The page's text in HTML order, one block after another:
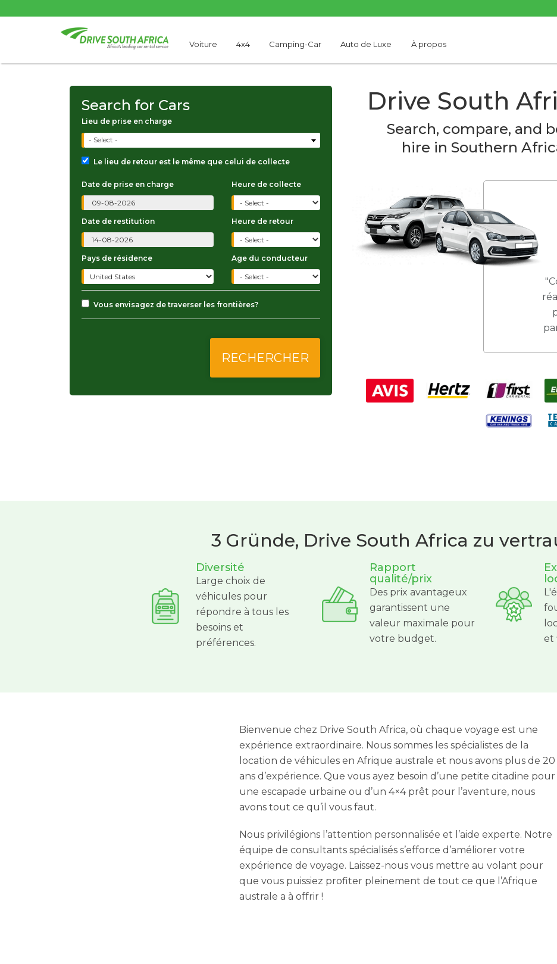
Voiture 4x4 Camping-Car Auto de Luxe À propos
Drive South
Search, compare, and
hire in Southern
Search for Cars
Lieu de prise en charge
- Select -
Le lieu de retour est le même que celui de collecte
Date de prise en charge Heure de collecte
Date de restitution Heure de retour
Pays de résidence Age du conducteur
Vous envisagez de traverser les frontières?
3 Gründe, Drive South Africa zu
Diversité
Large choix de
véhicules pour
répondre à tous les
besoins et
préférences.
Rapport
qualité/prix
Des prix avantageux
garantissent une
valeur maximale pour
votre budget.
et
Bienvenue chez Drive South Africa, où chaque voyage est une
expérience extraordinaire. Nous sommes les spécialistes de la
location de véhicules en Afrique australe et nous avons plus de 20
ans d’expérience. Que vous ayez besoin d’une petite citadine pour
une escapade urbaine ou d’un 4×4 prêt pour l’aventure, nous
avons tout ce qu’il vous faut.
Nous privilégions l’attention personnalisée et l’aide experte. Notre
équipe de consultants spécialisés s’efforce d’améliorer votre
expérience de voyage. Laissez-nous vous mettre au volant pour
que vous puissiez profiter pleinement de tout ce que l’Afrique
australe a à offrir !